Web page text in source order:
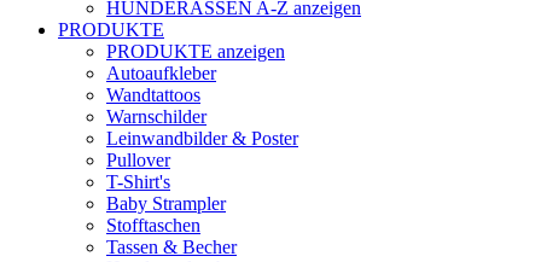
HUNDERASSEN A-Z anzeigen
PRODUKTE
PRODUKTE anzeigen
Autoaufkleber
Wandtattoos
Warnschilder
Leinwandbilder & Poster
Pullover
T-Shirt's
Baby Strampler
Stofftaschen
Tassen & Becher